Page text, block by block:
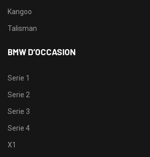
Kangoo
Talisman
BMW D’OCCASION
Serie 1
Serie 2
Serie 3
Serie 4
X1